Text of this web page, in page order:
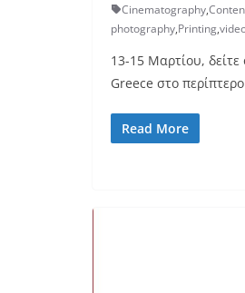
Cinematography,
photography,Printing,
13-15 Μαρτίου,
Greece στο
Read More